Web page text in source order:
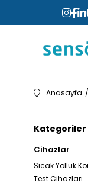
Anasayfa
Kategoriler
Cihazlar
Sıcak Yolluk
Test Cihazları